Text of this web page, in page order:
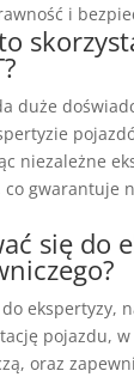
i
duże
niezależne
co gwarantuje
się do
ekspertyzy,
pojazdu,
oraz